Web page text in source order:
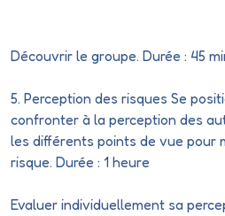
Découvrir le groupe. Durée : 45
5. Perception des risques Se
confronter à la perception des
les différents points de vue pour
risque. Durée : 1 heure
Evaluer individuellement sa